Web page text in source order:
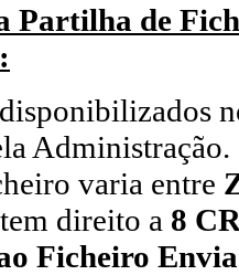
Partilha de
varia entre
tem direito a 8
Ficheiro